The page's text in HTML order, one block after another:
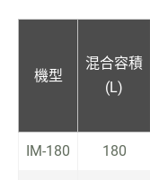
機型
混合容積
(L)
IM-180 180